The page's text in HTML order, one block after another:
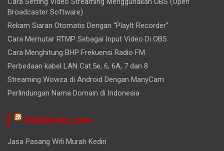
Broadcaster Software)
Rekam Siaran Otomatis Dengan “PlayIt Recorder”
Cara Memutar RTMP Sebagai Input Video Di OBS
Cara Menghitung BHP Frekuensi Radio FM
Perbedaan kabel LAN Cat.5e, 6, 6A, 7 dan 8
Streaming Wowza di Android Dengan ManyCam
Perlindungan Nama Domain di Indonesia
Adabisnis.com
Jasa Pasang Wifi Murah Kediri